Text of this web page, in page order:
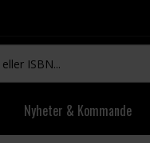
Nyheter & Kommande